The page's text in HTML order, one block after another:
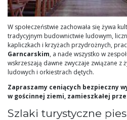
W społeczeństwie zachowała się żywa
tradycyjnym budownictwie ludowym,
kapliczkach i krzyżach przydrożnych,
Garncarskim, a nade wszystko w
wskrzeszają dawne zwyczaje związane z
ludowych i orkiestrach dętych.
Zapraszamy ceniących bezpieczny
w gościnnej ziemi, zamieszkałej
Szlaki turystyczne